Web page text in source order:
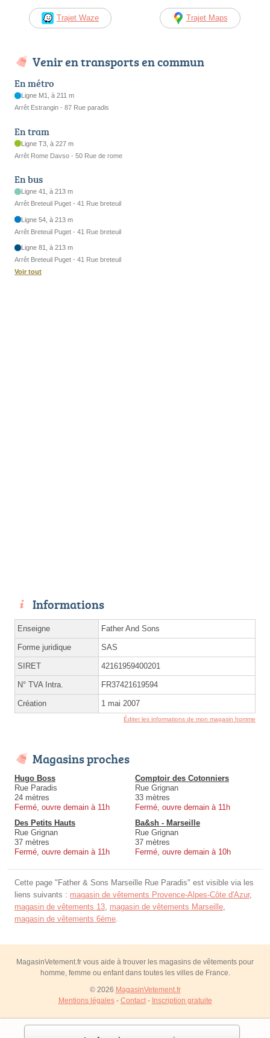
Trajet Waze Trajet Maps
Venir en transports en commun
En métro
Ligne M1, à 211 m
Arrêt Estrangin - 87 Rue paradis
En tram
Ligne T3, à 227 m
Arrêt Rome Davso - 50 Rue de rome
En bus
Ligne 41, à 213 m
Arrêt Breteuil Puget - 41 Rue breteuil
Ligne 54, à 213 m
Arrêt Breteuil Puget - 41 Rue breteuil
Ligne 81, à 213 m
Arrêt Breteuil Puget - 41 Rue breteuil
Voir tout
Informations
Enseigne Father And Sons
Forme juridique SAS
SIRET 42161959400201
N° TVA Intra. FR37421619594
Création 1 mai 2007
Éditer les informations de mon magasin homme
Magasins proches
Hugo Boss
Rue Paradis
24 mètres
Fermé, ouvre demain à 11h
Comptoir des Cotonniers
Rue Grignan
33 mètres
Fermé, ouvre demain à 11h
Des Petits Hauts
Rue Grignan
37 mètres
Fermé, ouvre demain à 11h
Ba&sh - Marseille
Rue Grignan
37 mètres
Fermé, ouvre demain à 10h
Cette page "Father & Sons Marseille Rue Paradis" est visible via les
liens suivants : magasin de vêtements Provence-Alpes-Côte d'Azur,
magasin de vêtements 13, magasin de vêtements Marseille,
magasin de vêtements 6ème.
MagasinVetement.fr vous aide à trouver les magasins de vêtements pour
homme, femme ou enfant dans toutes les villes de France.
© 2026 MagasinVetement.fr
Mentions légales- Contact- Inscription gratuite